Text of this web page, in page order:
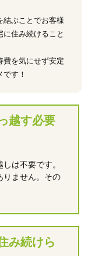
結ぶことでお客様
住み続けること
費を気にせず安定
す！
越す必要
は不要です。
りません。その
み続けら